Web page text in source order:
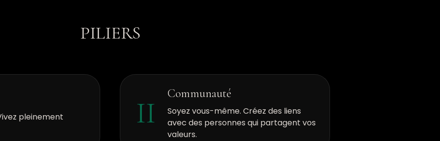
PILIERS
pleinement II
Communauté
Soyez vous-même. Créez des liens
avec des personnes qui partagent vos
valeurs.